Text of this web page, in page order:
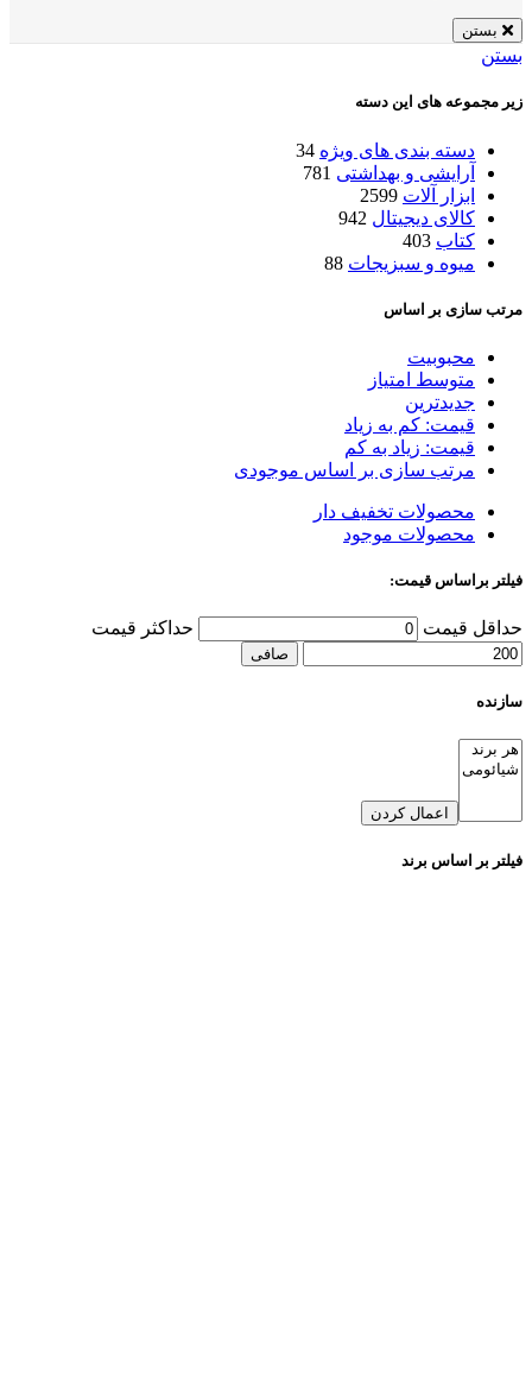
بستن
بستن
زیر مجموعه های این دسته
دسته بندی های ویژه 34
آرایشی و بهداشتی 781
ابزار آلات 2599
کالای دیجیتال 942
کتاب 403
میوه و سبزیجات 88
مرتب سازی بر اساس
محبوبیت
متوسط امتیاز
جدیدترین
قیمت: کم به زیاد
قیمت: زیاد به کم
مرتب سازی بر اساس موجودی
محصولات تخفیف دار
محصولات موجود
فیلتر براساس قیمت:
حداقل قیمت حداكثر قيمت
صافی
سازنده
اعمال کردن
فیلتر بر اساس برند